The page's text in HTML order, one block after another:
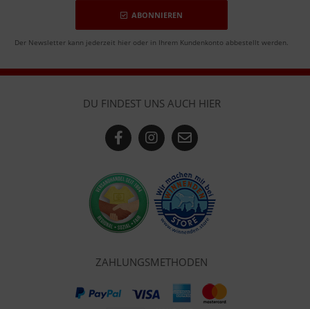
ABONNIEREN
Der Newsletter kann jederzeit hier oder in Ihrem Kundenkonto abbestellt werden.
DU FINDEST UNS AUCH HIER
ZAHLUNGSMETHODEN